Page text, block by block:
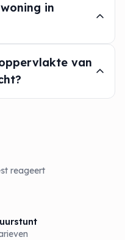
in
van
reageert